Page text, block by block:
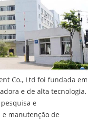
Co., Ltd foi fundada em
e de alta tecnologia.
e
manutenção de